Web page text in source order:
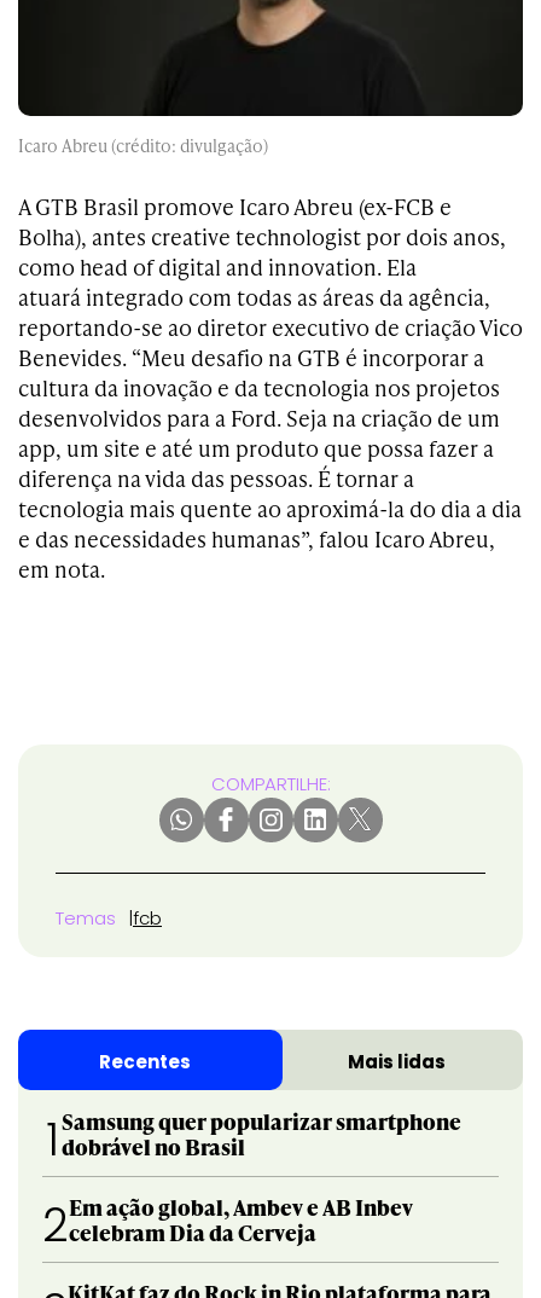
Icaro Abreu (crédito: divulgação)
A GTB Brasil promove Icaro Abreu (ex-FCB e
Bolha), antes creative technologist por dois anos,
como head of digital and innovation. Ela
atuará integrado com todas as áreas da agência,
reportando-se ao diretor executivo de criação Vico
Benevides. “Meu desafio na GTB é incorporar a
cultura da inovação e da tecnologia nos projetos
desenvolvidos para a Ford. Seja na criação de um
app, um site e até um produto que possa fazer a
diferença na vida das pessoas. É tornar a
tecnologia mais quente ao aproximá-la do dia a dia
e das necessidades humanas”, falou Icaro Abreu,
em nota.
COMPARTILHE:
Temas fcb
Recentes Mais lidas
1 Samsung quer popularizar smartphone
dobrável no Brasil
2Em ação global, Ambev e AB Inbev
celebram Dia da Cerveja